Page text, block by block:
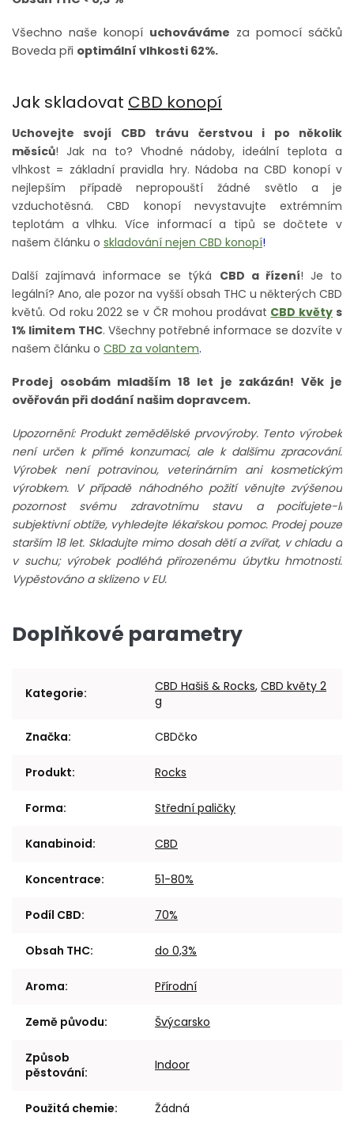
Všechno naše konopí uchováváme za pomocí sáčků
Boveda při optimální vlhkosti 62%.
Jak skladovat CBD konopí
Uchovejte svojí CBD trávu čerstvou i po několik
měsíců! Jak na to? Vhodné nádoby, ideální teplota a
vlhkost = základní pravidla hry. Nádoba na CBD konopí v
nejlepším případě nepropouští žádné světlo a je
vzduchotěsná. CBD konopí nevystavujte extrémním
teplotám a vlhku. Více informací a tipů se dočtete v
našem článku o skladování nejen CBD konopí!
Další zajímavá informace se týká CBD a řízení! Je to
legální? Ano, ale pozor na vyšší obsah THC u některých CBD
květů. Od roku 2022 se v ČR mohou prodávat CBD květy s
1% limitem THC. Všechny potřebné informace se dozvíte v
našem článku o CBD za volantem.
Prodej osobám mladším 18 let je zakázán! Věk je
ověřován při dodání našim dopravcem.
Upozornění: Produkt zemědělské prvovýroby. Tento výrobek
není určen k přímé konzumaci, ale k dalšímu zpracování.
Výrobek není potravinou, veterinárním ani kosmetickým
výrobkem. V případě náhodného požití věnujte zvýšenou
pozornost svému zdravotnímu stavu a pociťujete-li
subjektivní obtíže, vyhledejte lékařskou pomoc. Prodej pouze
starším 18 let. Skladujte mimo dosah dětí a zvířat, v chladu a
v suchu; výrobek podléhá přirozenému úbytku hmotnosti.
Vypěstováno a sklizeno v EU.
Doplňkové parametry
Kategorie: CBD Hašiš & Rocks, CBD květy 2
g
Značka: CBDčko
Produkt: Rocks
Forma: Střední paličky
Kanabinoid: CBD
Koncentrace: 51-80%
Podíl CBD: 70%
Obsah THC: do 0,3%
Aroma: Přírodní
Země původu: Švýcarsko
Způsob
pěstování: Indoor
Použitá chemie: Žádná